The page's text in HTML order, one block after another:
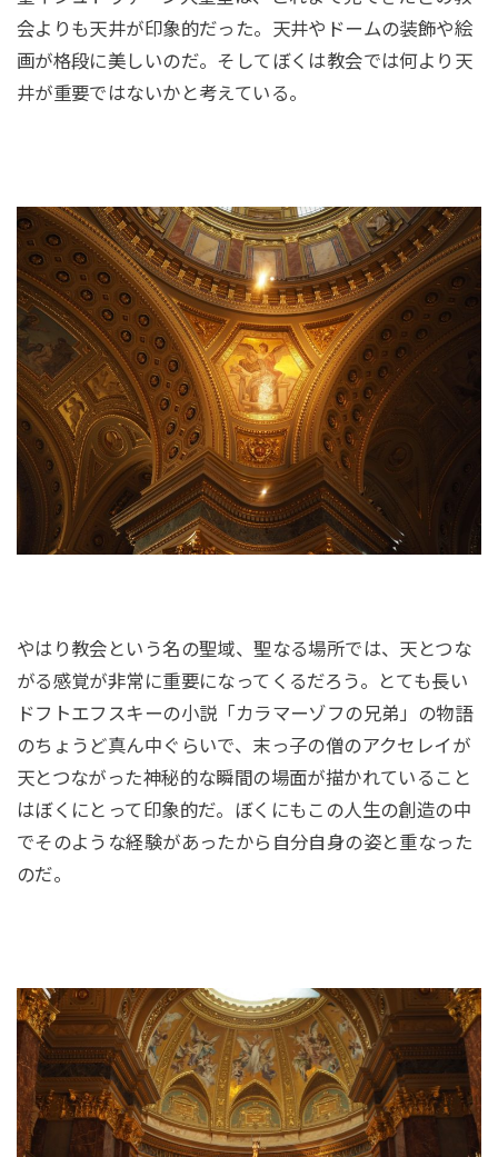
会よりも天井が印象的だった。天井やドームの装飾や絵
画が格段に美しいのだ。そしてぼくは教会では何より天
井が重要ではないかと考えている。
やはり教会という名の聖域、聖なる場所では、天とつな
がる感覚が非常に重要になってくるだろう。とても長い
ドフトエフスキーの小説「カラマーゾフの兄弟」の物語
のちょうど真ん中ぐらいで、末っ子の僧のアクセレイが
天とつながった神秘的な瞬間の場面が描かれていること
はぼくにとって印象的だ。ぼくにもこの人生の創造の中
でそのような経験があったから自分自身の姿と重なった
のだ。